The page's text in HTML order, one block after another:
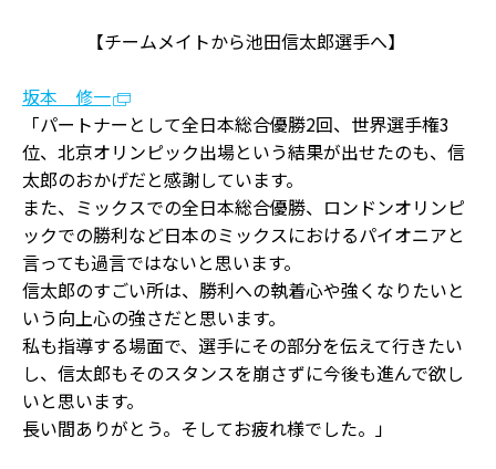
【チームメイトから池田信太郎選手へ】
坂本 修一
「パートナーとして全日本総合優勝2回、世界選手権3
位、北京オリンピック出場という結果が出せたのも、信
太郎のおかげだと感謝しています。
また、ミックスでの全日本総合優勝、ロンドンオリンピ
ックでの勝利など日本のミックスにおけるパイオニアと
言っても過言ではないと思います。
信太郎のすごい所は、勝利への執着心や強くなりたいと
いう向上心の強さだと思います。
私も指導する場面で、選手にその部分を伝えて行きたい
し、信太郎もそのスタンスを崩さずに今後も進んで欲し
いと思います。
長い間ありがとう。そしてお疲れ様でした。」